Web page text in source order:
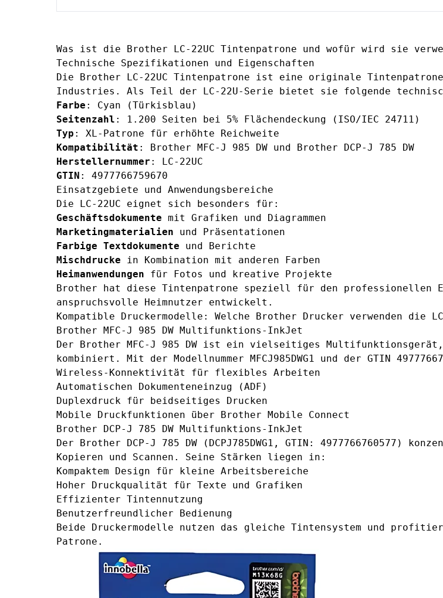
Was ist die Brother LC-22UC Tintenpatrone und wofür wird sie
Technische Spezifikationen und Eigenschaften
Die Brother LC-22UC Tintenpatrone ist eine originale
Industries. Als Teil der LC-22U-Serie bietet sie folgende
Farbe : Cyan (Türkisblau)
Seitenzahl : 1.200 Seiten bei 5% Flächendeckung (ISO/IEC 24711)
Typ : XL-Patrone für erhöhte Reichweite
Kompatibilität : Brother MFC-J 985 DW und Brother DCP-J 785 DW
Herstellernummer : LC-22UC
GTIN : 4977766759670
Einsatzgebiete und Anwendungsbereiche
Die LC-22UC eignet sich besonders für:
Geschäftsdokumente mit Grafiken und Diagrammen
Marketingmaterialien und Präsentationen
Farbige Textdokumente und Berichte
Mischdrucke in Kombination mit anderen Farben
Heimanwendungen für Fotos und kreative Projekte
Brother hat diese Tintenpatrone speziell für den
anspruchsvolle Heimnutzer entwickelt.
Kompatible Druckermodelle: Welche Brother Drucker verwenden die
Brother MFC-J 985 DW Multifunktions-InkJet
Der Brother MFC-J 985 DW ist ein vielseitiges Multifunktionsgerät,
kombiniert. Mit der Modellnummer MFCJ985DWG1 und der GTIN
Wireless-Konnektivität für flexibles Arbeiten
Automatischen Dokumenteneinzug (ADF)
Duplexdruck für beidseitiges Drucken
Mobile Druckfunktionen über Brother Mobile Connect
Brother DCP-J 785 DW Multifunktions-InkJet
Der Brother DCP-J 785 DW (DCPJ785DWG1, GTIN: 4977766760577)
Kopieren und Scannen. Seine Stärken liegen in:
Kompaktem Design für kleine Arbeitsbereiche
Hoher Druckqualität für Texte und Grafiken
Effizienter Tintennutzung
Benutzerfreundlicher Bedienung
Beide Druckermodelle nutzen das gleiche Tintensystem und
Patrone.